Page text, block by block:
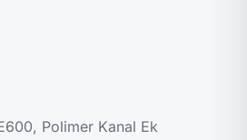
Polimer Kanal Ek